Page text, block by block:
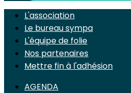
L'association
Le bureau sympa
L'équipe de folie
Nos partenaires
Mettre fin à l'adhésion
AGENDA